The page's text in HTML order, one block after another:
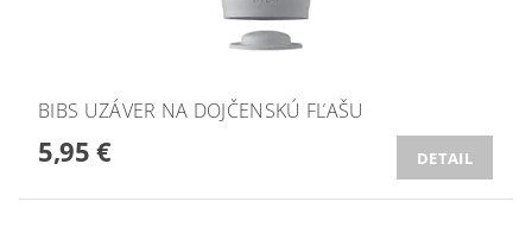
BIBS UZÁVER NA DOJČENSKÚ FĽAŠU
5,95 € DETAIL